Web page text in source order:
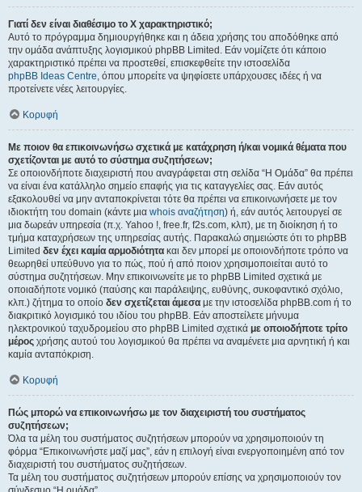
Γιατί δεν είναι διαθέσιμο το Χ χαρακτηριστικό;
Αυτό το πρόγραμμα δημιουργήθηκε και η άδεια χρήσης του αποδόθηκε από
την ομάδα ανάπτυξης λογισμικού phpBB Limited. Εάν νομίζετε ότι κάποιο
χαρακτηριστικό πρέπει να προστεθεί, επισκεφθείτε την ιστοσελίδα
phpBB Ideas Centre, όπου μπορείτε να ψηφίσετε υπάρχουσες ιδέες ή να
προτείνετε νέες λειτουργίες.
Κορυφή
Με ποιον θα επικοινωνήσω σχετικά με κατάχρηση ή/και νομικά θέματα που
σχετίζονται με αυτό το σύστημα συζητήσεων;
Σε οποιονδήποτε διαχειριστή που αναγράφεται στη σελίδα “Η Ομάδα” θα πρέπει
να είναι ένα κατάλληλο σημείο επαφής για τις καταγγελίες σας. Εάν αυτός
εξακολουθεί να μην ανταποκρίνεται τότε θα πρέπει να επικοινωνήσετε με τον
ιδιοκτήτη του domain (κάντε μια whois αναζήτηση) ή, εάν αυτός λειτουργεί σε
μια δωρεάν υπηρεσία (π.χ. Yahoo !, free.fr, f2s.com, κλπ), με τη διοίκηση ή το
τμήμα καταχρήσεων της υπηρεσίας αυτής. Παρακαλώ σημειώστε ότι το phpBB
Limited δεν έχει καμία αρμοδιότητα και δεν μπορεί με οποιονδήποτε τρόπο να
θεωρηθεί υπεύθυνο για το πώς, πού ή από ποιον χρησιμοποιείται αυτό το
σύστημα συζητήσεων. Μην επικοινωνείτε με το phpBB Limited σχετικά με
οποιαδήποτε νομικό (παύσης και παράλειψης, ευθύνης, συκοφαντικό σχόλιο,
κλπ.) ζήτημα το οποίο δεν σχετίζεται άμεσα με την ιστοσελίδα phpBB.com ή το
διακριτικό λογισμικό του ιδίου του phpBB. Εάν αποστείλετε μήνυμα
ηλεκτρονικού ταχυδρομείου στο phpBB Limited σχετικά με οποιοδήποτε τρίτο
μέρος χρήσης αυτού του λογισμικού θα πρέπει να αναμένετε μια αρνητική ή και
καμία ανταπόκριση.
Κορυφή
Πώς μπορώ να επικοινωνήσω με τον διαχειριστή του συστήματος
συζητήσεων;
Όλα τα μέλη του συστήματος συζητήσεων μπορούν να χρησιμοποιούν τη
φόρμα “Επικοινωνήστε μαζί μας”, εάν η επιλογή είναι ενεργοποιημένη από τον
διαχειριστή του συστήματος συζητήσεων.
Τα μέλη του συστήματος συζητήσεων μπορούν επίσης να χρησιμοποιούν τον